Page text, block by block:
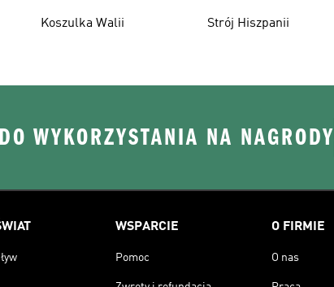
Koszulka Walii Strój Hiszpanii
WYKORZYSTANIA NA NAGRODY
WSPARCIE
Pomoc
O FIRMIE
O nas